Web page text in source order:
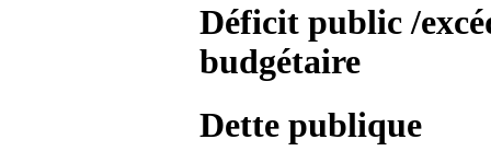
Déficit public /
budgétaire
Dette publique